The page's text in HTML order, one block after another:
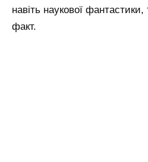
навіть наукової
факт.